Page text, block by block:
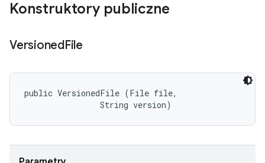
Konstruktory publiczne
VersionedFile
public VersionedFile (File file,
                String version)